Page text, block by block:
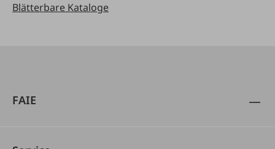
Blätterbare Kataloge
FAIE